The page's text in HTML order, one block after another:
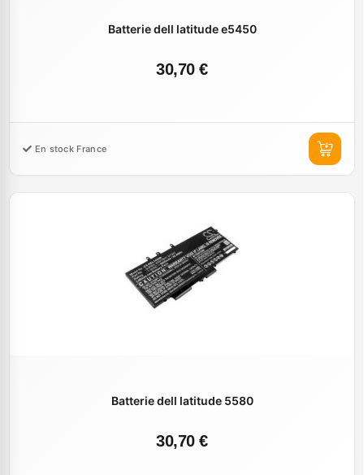
Batterie dell latitude e5450
30,70 €
En stock France
Batterie dell latitude 5580
30,70 €